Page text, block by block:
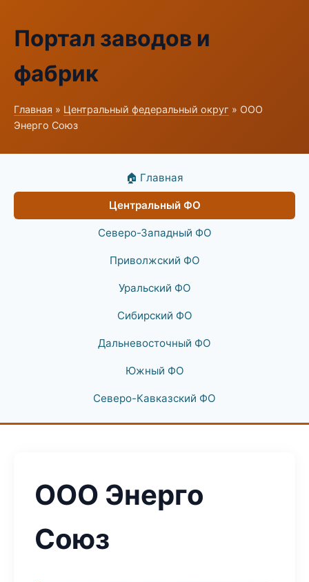
Портал заводов и
фабрик
Главная » Центральный федеральный округ » ООО
Энерго Союз
🏠 Главная
Центральный ФО
Северо-Западный ФО
Приволжский ФО
Уральский ФО
Сибирский ФО
Дальневосточный ФО
Южный ФО
Северо-Кавказский ФО
ООО Энерго
Союз